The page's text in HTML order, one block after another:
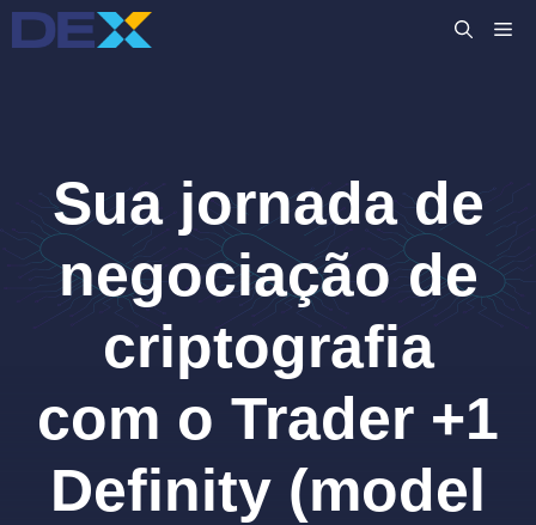
Pular
para
Sua jornada de
negociação de
criptografia
com o Trader +1
Definity (model